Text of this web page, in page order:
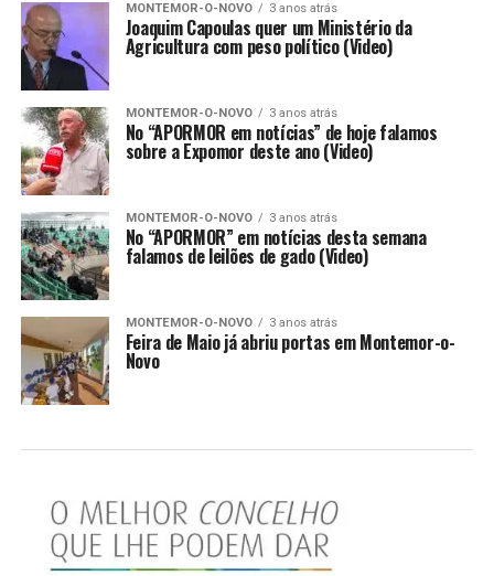
MONTEMOR-O-NOVO 3 anos atrás
Joaquim Capoulas quer um Ministério da
Agricultura com peso político (Video)
MONTEMOR-O-NOVO 3 anos atrás
No “APORMOR em notícias” de hoje falamos
sobre a Expomor deste ano (Video)
MONTEMOR-O-NOVO 3 anos atrás
No “APORMOR” em notícias desta semana
falamos de leilões de gado (Video)
MONTEMOR-O-NOVO 3 anos atrás
Feira de Maio já abriu portas em Montemor-o-
Novo